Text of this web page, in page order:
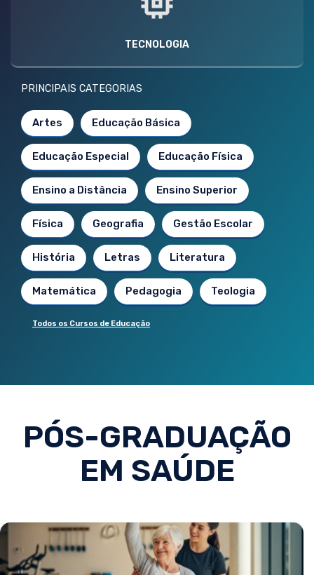
TECNOLOGIA
PRINCIPAIS CATEGORIAS
Artes Educação Básica
Educação Especial Educação Física
Ensino a Distância Ensino Superior
Física Geografia Gestão Escolar
História Letras Literatura
Matemática Pedagogia Teologia
Todos os Cursos de Educação
PÓS-GRADUAÇÃO
EM SAÚDE